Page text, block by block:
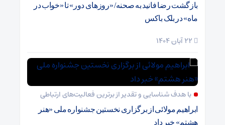
بازگشت رضا فانید به صحنه/ «روزهای دور» تا «خواب در
ماه» در بلک باکس
با هدف شناسایی و تقدیر از برترین فعالیت‌های ارتباطی
ابراهیم مولائی از برگزاری نخستین جشنواره ملی «هنر
هشتم» خبر داد